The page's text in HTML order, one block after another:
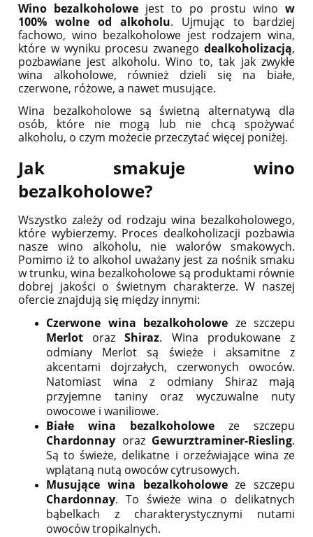
Wino bezalkoholowe jest to po prostu wino w
100% wolne od alkoholu. Ujmując to bardziej
fachowo, wino bezalkoholowe jest rodzajem wina,
które w wyniku procesu zwanego dealkoholizacją,
pozbawiane jest alkoholu. Wino to, tak jak zwykłe
wina alkoholowe, również dzieli się na białe,
czerwone, różowe, a nawet musujące.
Wina bezalkoholowe są świetną alternatywą dla
osób, które nie mogą lub nie chcą spożywać
alkoholu, o czym możecie przeczytać więcej poniżej.
Jak smakuje wino
bezalkoholowe?
Wszystko zależy od rodzaju wina bezalkoholowego,
które wybierzemy. Proces dealkoholizacji pozbawia
nasze wino alkoholu, nie walorów smakowych.
Pomimo iż to alkohol uważany jest za nośnik smaku
w trunku, wina bezalkoholowe są produktami równie
dobrej jakości o świetnym charakterze. W naszej
ofercie znajdują się między innymi:
Czerwone wina bezalkoholowe ze szczepu
Merlot orazShiraz. Wina produkowane z
odmiany Merlot są świeże i aksamitne z
akcentami dojrzałych, czerwonych owoców.
Natomiast wina z odmiany Shiraz mają
przyjemne taniny oraz wyczuwalne nuty
owocowe i waniliowe.
Białe wina bezalkoholowe ze szczepu
Chardonnay oraz Gewurztraminer-Riesling.
Są to świeże, delikatne i orzeźwiające wina ze
wplątaną nutą owoców cytrusowych.
Musujące wina bezalkoholoweze szczepu
Chardonnay. To świeże wina o delikatnych
bąbelkach z charakterystycznymi nutami
owoców tropikalnych.